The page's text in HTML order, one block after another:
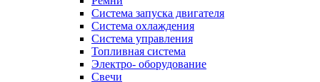
Система запуска двигателя
Система охлаждения
Система управления
Топливная система
Электро- оборудование
Свечи